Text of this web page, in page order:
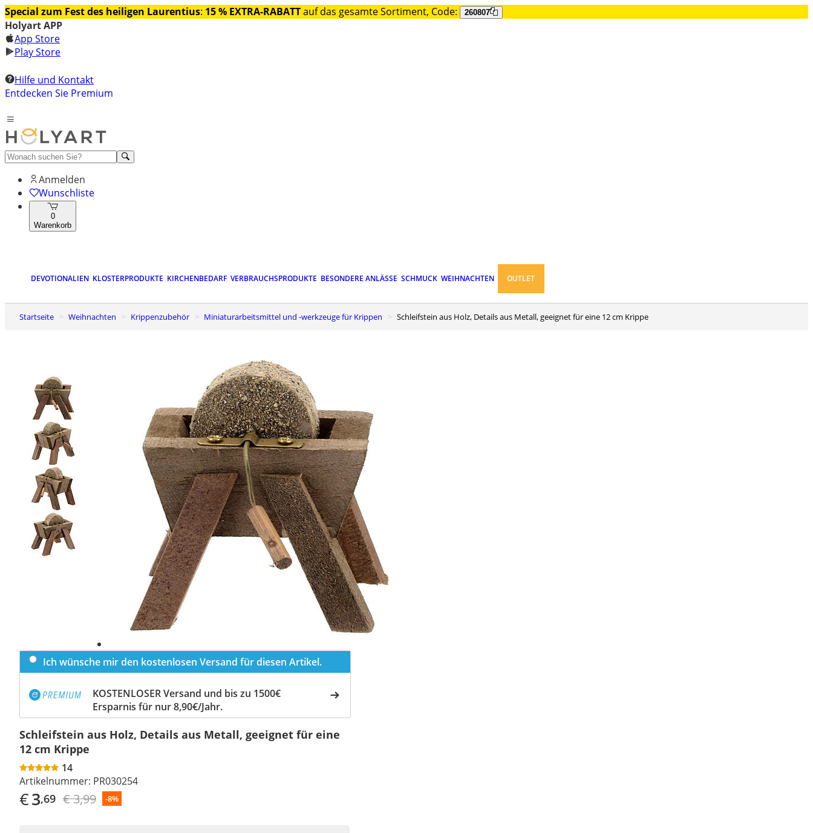
Special zum Fest des heiligen Laurentius: 15 % EXTRA-RABATTauf das gesamte Sortiment, Code: 260807
Holyart APP
App Store
Play Store
Hilfe und Kontakt
Entdecken Sie Premium
Anmelden
Wunschliste
0
Warenkorb
DEVOTIONALIEN KLOSTERPRODUKTE KIRCHENBEDARF VERBRAUCHSPRODUKTE BESONDERE ANLÄSSE SCHMUCK WEIHNACHTEN OUTLET
Startseite Weihnachten Krippenzubehör Miniaturarbeitsmittel und -werkzeuge für Krippen Schleifstein aus Holz, Details aus Metall, geeignet für eine 12 cm Krippe
Ich wünsche mir den kostenlosen Versand für diesen Artikel.
KOSTENLOSER Versand und bis zu 1500€
Ersparnis für nur 8,90€/Jahr.
Schleifstein aus Holz, Details aus Metall, geeignet für eine
12 cm Krippe
14
Artikelnummer: PR030254
€3,69 € 3,99 -8%